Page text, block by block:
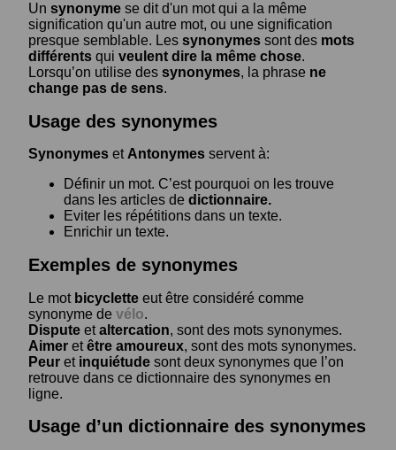
Un synonyme se dit d'un mot qui a la même
signification qu'un autre mot, ou une signification
presque semblable. Les synonymes sont des mots
différents qui veulent dire la même chose.
Lorsqu’on utilise des synonymes, la phrase ne
change pas de sens.
Usage des synonymes
Synonymes etAntonymes servent à:
Définir un mot. C’est pourquoi on les trouve
dans les articles de dictionnaire.
Eviter les répétitions dans un texte.
Enrichir un texte.
Exemples de synonymes
Le mot bicyclette eut être considéré comme
synonyme de vélo.
Dispute etaltercation, sont des mots synonymes.
Aimer etêtre amoureux, sont des mots synonymes.
Peur et inquiétude sont deux synonymes que l’on
retrouve dans ce dictionnaire des synonymes en
ligne.
Usage d’un dictionnaire des synonymes